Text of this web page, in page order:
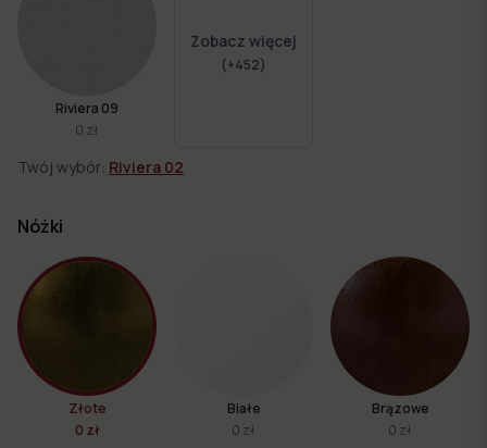
Riviera 09
0 zł
Zobacz więcej
(+452)
Twój wybór: Riviera 02
Nóżki
Złote
0 zł
Białe
0 zł
Brązowe
0 zł